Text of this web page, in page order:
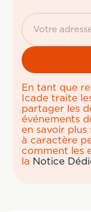
En tant que
Icade traite
partager les
événements
en savoir
à caractère
comment les
la Notice